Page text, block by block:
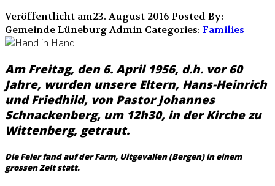
Veröffentlicht am23. August 2016 Posted By:
Gemeinde Lüneburg Admin Categories: Families
Am Freitag, den 6. April 1956, d.h. vor 60
Jahre, wurden unsere Eltern, Hans-Heinrich
und Friedhild, von Pastor Johannes
Schnackenberg, um 12h30, in der Kirche zu
Wittenberg, getraut.
Die Feier fand auf der Farm, Uitgevallen (Bergen) in einem
grossen Zelt statt.